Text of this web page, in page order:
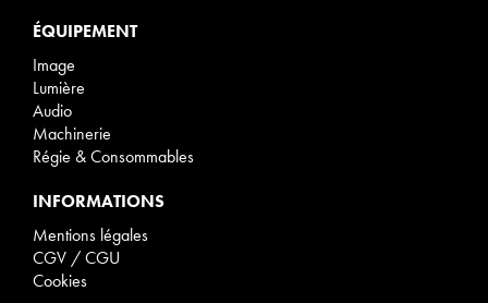
ÉQUIPEMENT
Image
Lumière
Audio
Machinerie
Régie & Consommables
INFORMATIONS
Mentions légales
CGV / CGU
Cookies